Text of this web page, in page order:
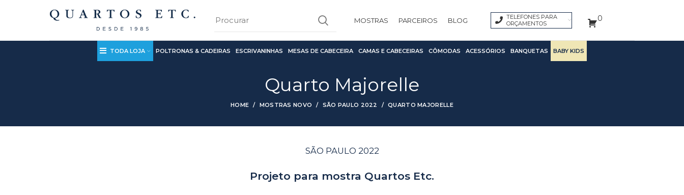
MOSTRAS PARCEIROS BLOG
TELEFONES PARA
ORÇAMENTOS
0
TODA LOJA POLTRONAS & CADEIRAS ESCRIVANINHAS MESAS DE CABECEIRA CAMAS E CABECEIRAS CÔMODAS ACESSÓRIOS BANQUETAS BABY KIDS
Quarto Majorelle
HOME MOSTRAS NOVO SÃO PAULO 2022 QUARTO MAJORELLE
SÃO PAULO 2022
Projeto para mostra Quartos Etc.